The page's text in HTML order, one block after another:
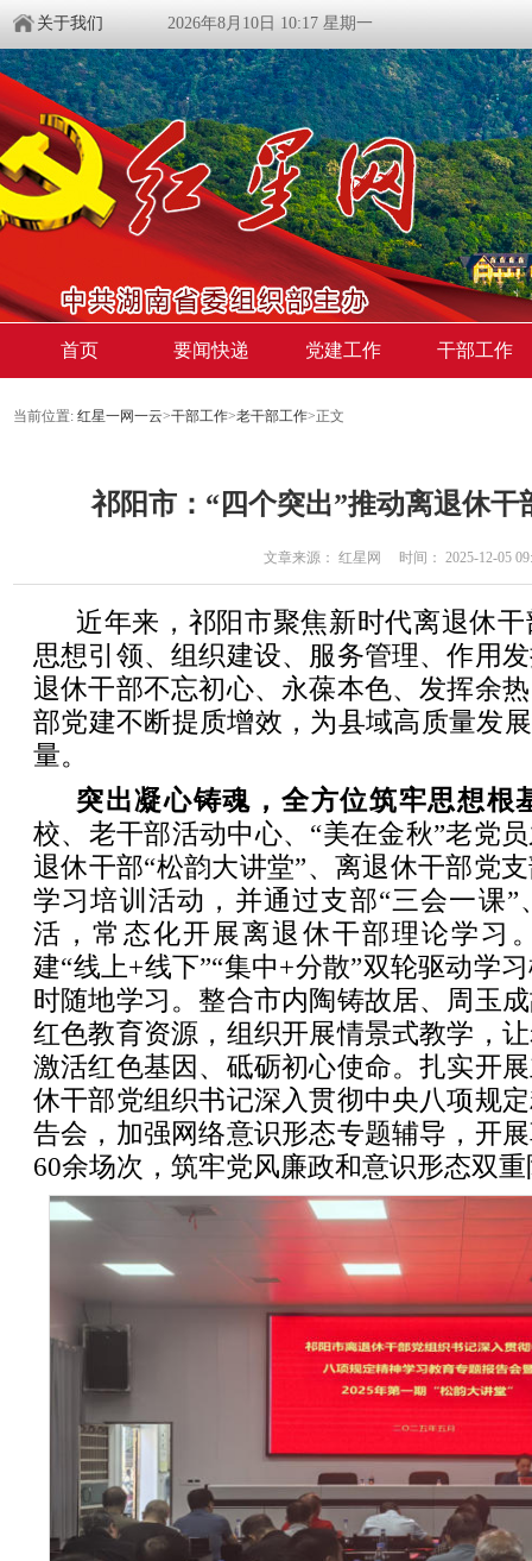
关于我们 2026年8月10日 10:17 星期一
首页 要闻快递 党建工作 干部工作
当前位置: 红星一网一云>干部工作>老干部工作>正文
祁阳市：“四个突出”推动离退休干
文章来源： 红星网 时间： 2025-12-05
近年来，祁阳市聚焦新时代离退休
思想引领、组织建设、服务管理、作用
退休干部不忘初心、永葆本色、发挥余
部党建不断提质增效，为县域高质量发
量。
突出凝心铸魂，全方位筑牢思想根
校、老干部活动中心、“美在金秋”老党
退休干部“松韵大讲堂”、离退休干部党
学习培训活动，并通过支部“三会一课
活，常态化开展离退休干部理论学习
建“线上+线下”“集中+分散”双轮驱动学
时随地学习。整合市内陶铸故居、周玉
红色教育资源，组织开展情景式教学，
激活红色基因、砥砺初心使命。扎实开
休干部党组织书记深入贯彻中央八项规
告会，加强网络意识形态专题辅导，开
60余场次，筑牢党风廉政和意识形态双